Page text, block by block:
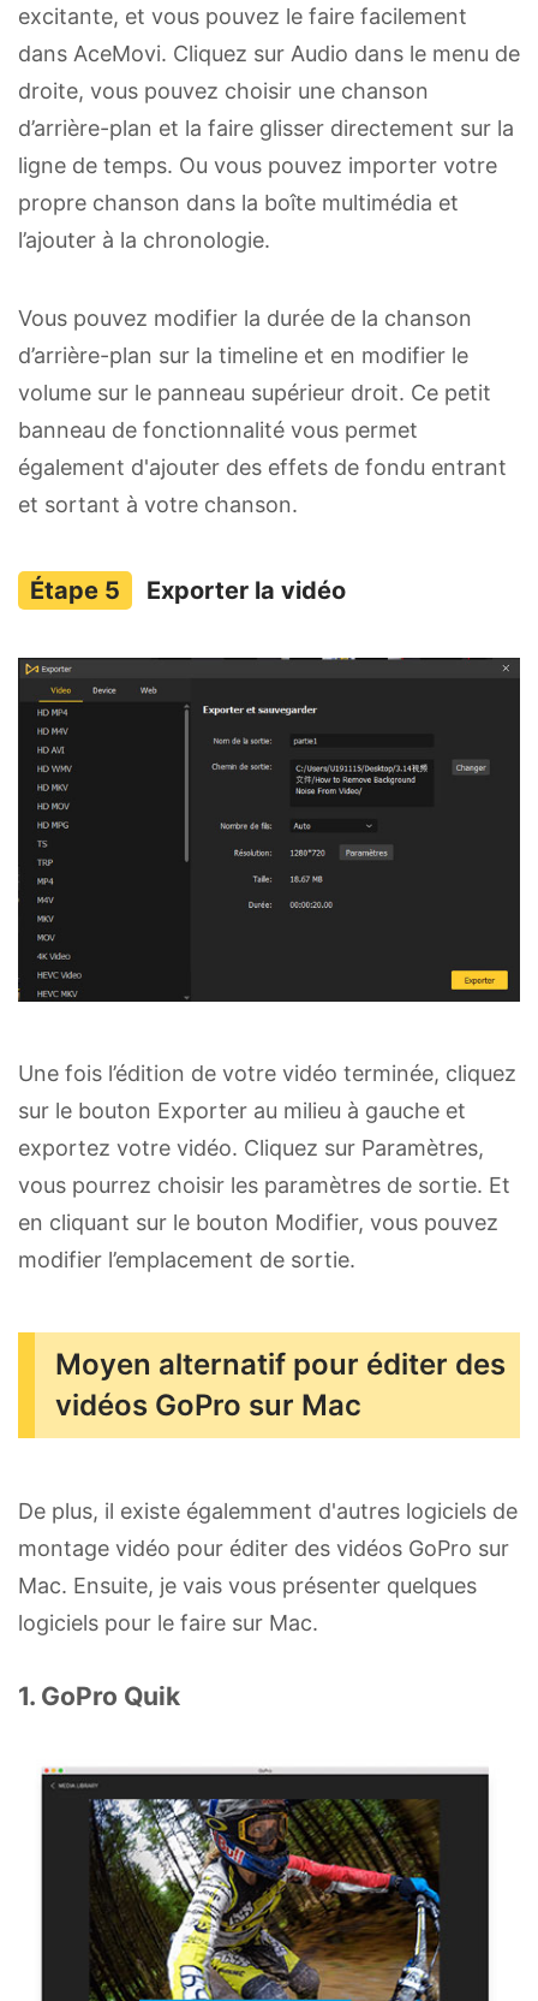
excitante, et vous pouvez le faire facilement
dans AceMovi. Cliquez sur Audio dans le menu de
droite, vous pouvez choisir une chanson
d’arrière-plan et la faire glisser directement sur la
ligne de temps. Ou vous pouvez importer votre
propre chanson dans la boîte multimédia et
l’ajouter à la chronologie.
Vous pouvez modifier la durée de la chanson
d’arrière-plan sur la timeline et en modifier le
volume sur le panneau supérieur droit. Ce petit
banneau de fonctionnalité vous permet
également d'ajouter des effets de fondu entrant
et sortant à votre chanson.
Exporter la vidéo
Une fois l’édition de votre vidéo terminée, cliquez
sur le bouton Exporter au milieu à gauche et
exportez votre vidéo. Cliquez sur Paramètres,
vous pourrez choisir les paramètres de sortie. Et
en cliquant sur le bouton Modifier, vous pouvez
modifier l’emplacement de sortie.
Moyen alternatif pour éditer des
vidéos GoPro sur Mac
De plus, il existe égalemment d'autres logiciels de
montage vidéo pour éditer des vidéos GoPro sur
Mac. Ensuite, je vais vous présenter quelques
logiciels pour le faire sur Mac.
1. GoPro Quik